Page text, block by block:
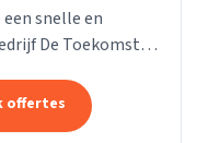
snelle en
De Toekomst
dat 24/7! Want of
offertes